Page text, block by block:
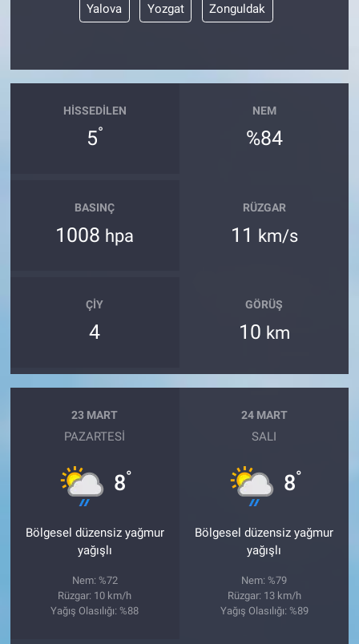
Yalova Yozgat Zonguldak
HISSEDILEN
5°
NEM
%84
BASINÇ
1008 hpa
RÜZGAR
11 km/s
ÇIY
4
GÖRÜŞ
10 km
23 MART
PAZARTESI
8°
Bölgesel düzensiz yağmur
yağışlı
Nem: %72
Rüzgar: 10 km/h
Yağış Olasılığı: %88
24 MART
SALI
8°
Bölgesel düzensiz yağmur
yağışlı
Nem: %79
Rüzgar: 13 km/h
Yağış Olasılığı: %89